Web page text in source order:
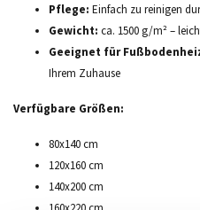
Pflege: Einfach zu reinigen
Gewicht: ca. 1500 g/m² –
Geeignet für
Ihrem Zuhause
Verfügbare Größen:
80x140 cm
120x160 cm
140x200 cm